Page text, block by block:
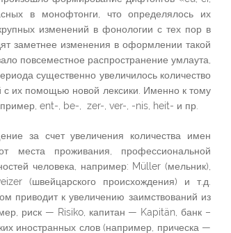
в монофтонги, что определялось их
изменений в фонологии с тех пор в
заметнее изменения в оформлении такой
повсеместное распространение умлаута,
существенно увеличилось количество
с их помощью новой лексики. Именно к тому
ent-, be-, zer-, ver-, -nis, heit- и пр.
за счет увеличения количества имен
места проживания, профессиональной
человека, например: Müller (мельник),
(швейцарского происхождения) и т.д.
приводит к увеличению заимствований из
риск — Risiko, капитан — Kapitän, банк –
иностранных слов (например, прическа —